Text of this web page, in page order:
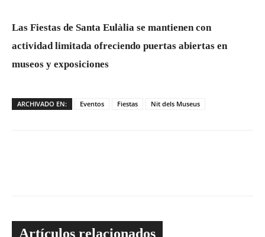
Las Fiestas de Santa Eulàlia se mantienen con
actividad limitada ofreciendo puertas abiertas en
museos y exposiciones
ARCHIVADO EN: Eventos Fiestas Nit dels Museus
Artículos relacionados